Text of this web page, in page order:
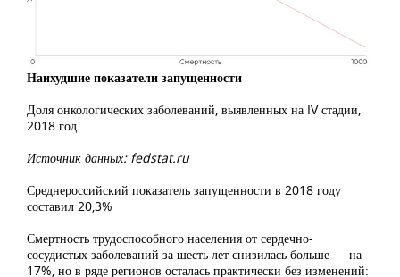
Наихудшие показатели запущенности
Доля онкологических заболеваний, выявленных на IV стадии,
2018 год
Источник данных: fedstat.ru
Среднероссийский показатель запущенности в 2018 году
составил 20,3%
Смертность трудоспособного населения от сердечно-
сосудистых заболеваний за шесть лет снизилась больше — на
17%, но в ряде регионов осталась практически без изменений: